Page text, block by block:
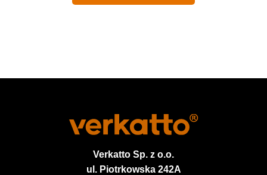
Verkatto Sp. z o.o.
ul. Piotrkowska 242A